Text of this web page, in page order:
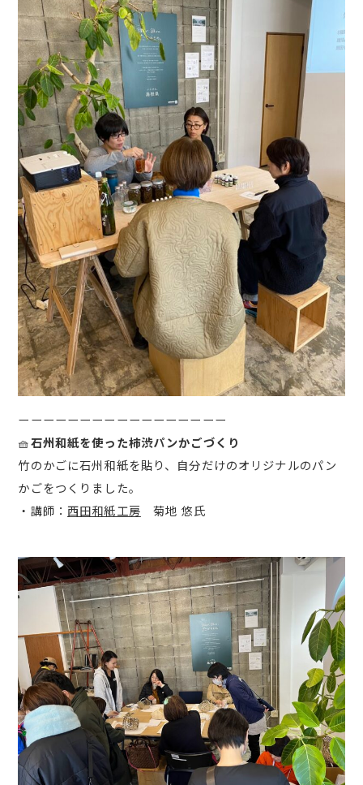
ーーーーーーーーーーーーーーーーー
🧺石州和紙を使った柿渋パンかごづくり
竹のかごに石州和紙を貼り、自分だけのオリジナルのパン
かごをつくりました。
・講師： 西田和紙工房 菊地 悠氏